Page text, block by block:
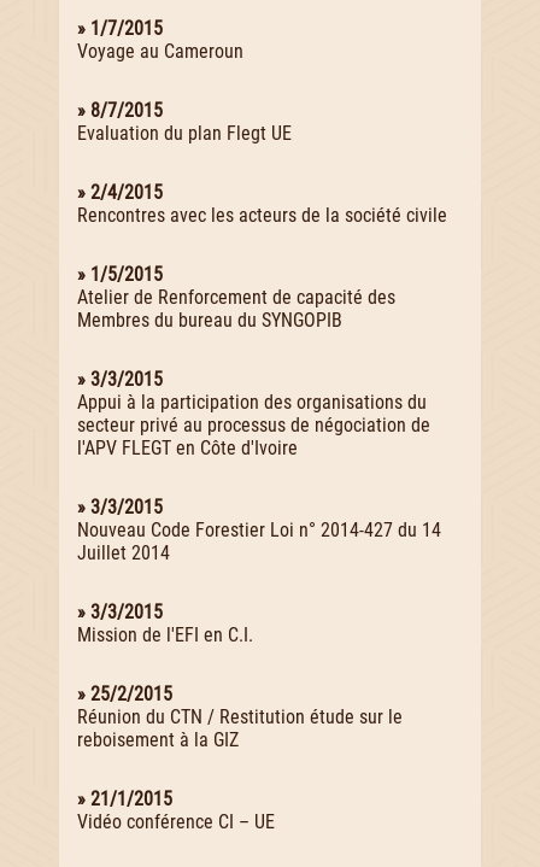
» 1/7/2015
Voyage au Cameroun
» 8/7/2015
Evaluation du plan Flegt UE
» 2/4/2015
Rencontres avec les acteurs de la société civile
» 1/5/2015
Atelier de Renforcement de capacité des
Membres du bureau du SYNGOPIB
» 3/3/2015
Appui à la participation des organisations du
secteur privé au processus de négociation de
l'APV FLEGT en Côte d'Ivoire
» 3/3/2015
Nouveau Code Forestier Loi n° 2014-427 du 14
Juillet 2014
» 3/3/2015
Mission de l'EFI en C.I.
» 25/2/2015
Réunion du CTN / Restitution étude sur le
reboisement à la GIZ
» 21/1/2015
Vidéo conférence CI – UE